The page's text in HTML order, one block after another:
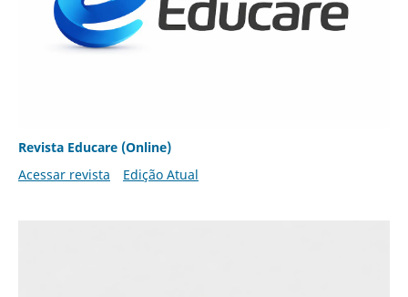
Revista Educare (Online)
Acessar revista
Edição Atual